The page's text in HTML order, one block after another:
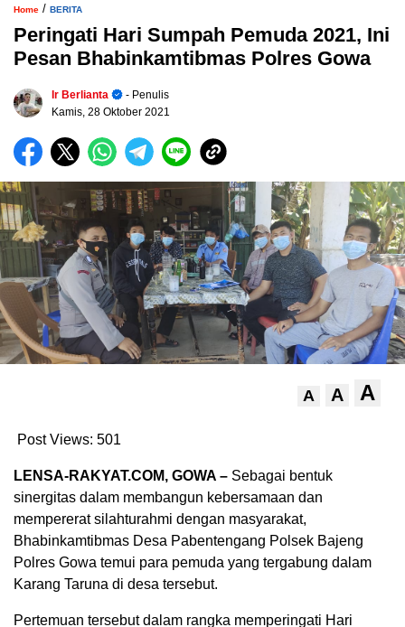
Home / BERITA
Peringati Hari Sumpah Pemuda 2021, Ini
Pesan Bhabinkamtibmas Polres Gowa
Ir Berlianta
- Penulis
Kamis, 28 Oktober 2021
A A A
Post Views: 501
LENSA-RAKYAT.COM, GOWA – Sebagai bentuk
sinergitas dalam membangun kebersamaan dan
mempererat silahturahmi dengan masyarakat,
Bhabinkamtibmas Desa Pabentengang Polsek Bajeng
Polres Gowa temui para pemuda yang tergabung dalam
Karang Taruna di desa tersebut.
Pertemuan tersebut dalam rangka memperingati Hari